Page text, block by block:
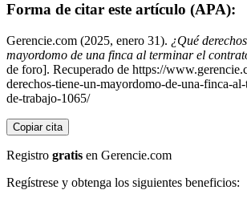
Forma de citar este artículo (APA):
Gerencie.com (2025, enero 31). ¿Qué
mayordomo de una finca al terminar el
de foro]. Recuperado de https://
derechos-tiene-un-mayordomo-de-una-finca-
de-trabajo-1065/
Copiar cita
Registro gratis en Gerencie.com
Regístrese y obtenga los siguientes beneficios: